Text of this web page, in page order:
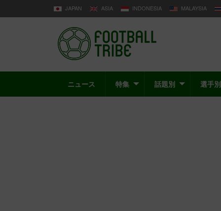
JAPAN ASIA INDONESIA MALAYSIA
ニュース 特集 話題別 選手別